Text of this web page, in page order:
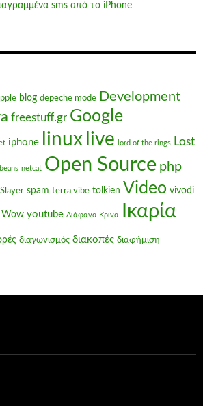
sms από το iPhone
blog depeche mode Development
freestuff.gr Google
iphone linux live lord of the rings Lost
netcat Open Source php
Slayer spam terra vibe tolkien Video vivodi
Wow youtube Διάφανα Κρίνα Ικαρία
διαγωνισμός διακοπές διαφήμιση